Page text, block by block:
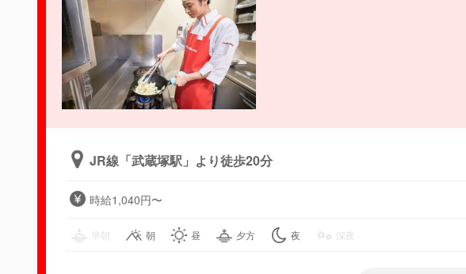
JR線「武蔵塚駅」より徒歩20分
時給1,040円〜
早朝 朝 昼 夕方 夜 深夜